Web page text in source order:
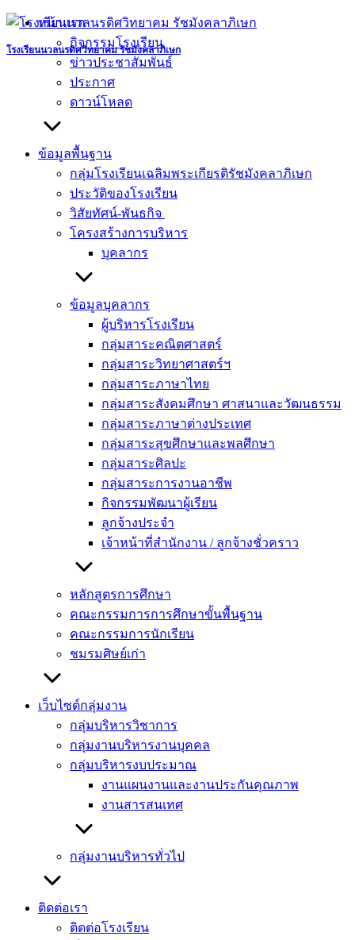
Skip
content
โรงเรียนนวลนรดิศวิทยาคม รัชมังคลาภิเษก
หน้าแรก
กิจกรรมโรงเรียน
ข่าวประชาสัมพันธ์
ประกาศ
ดาวน์โหลด
ข้อมูลพื้นฐาน
กลุ่มโรงเรียนเฉลิมพระเกียรติรัชมังคลาภิเษก
ประวัติของโรงเรียน
วิสัยทัศน์-พันธกิจ
โครงสร้างการบริหาร
บุคลากร
ข้อมูลบุคลากร
ผู้บริหารโรงเรียน
กลุ่มสาระคณิตศาสตร์
กลุ่มสาระวิทยาศาสตร์ฯ
กลุ่มสาระภาษาไทย
กลุ่มสาระสังคมศึกษา ศาสนาและวัฒนธรรม
กลุ่มสาระภาษาต่างประเทศ
กลุ่มสาระสุขศึกษาและพลศึกษา
กลุ่มสาระศิลปะ
กลุ่มสาระการงานอาชีพ
กิจกรรมพัฒนาผู้เรียน
ลูกจ้างประจำ
เจ้าหน้าที่สำนักงาน / ลูกจ้างชั่วคราว
หลักสูตรการศึกษา
คณะกรรมการการศึกษาขั้นพื้นฐาน
คณะกรรมการนักเรียน
ชมรมศิษย์เก่า
เว็บไซต์กลุ่มงาน
กลุ่มบริหารวิชาการ
กลุ่มงานบริหารงานบุคคล
กลุ่มบริหารงบประมาณ
งานแผนงานและงานประกันคุณภาพ
งานสารสนเทศ
กลุ่มงานบริหารทั่วไป
ติดต่อเรา
ติดต่อโรงเรียน